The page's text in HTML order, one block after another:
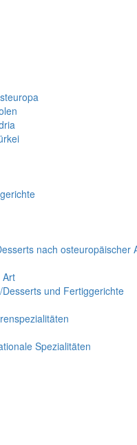
nach osteuropäischer
Art
und Fertiggerichte
Spezialitäten